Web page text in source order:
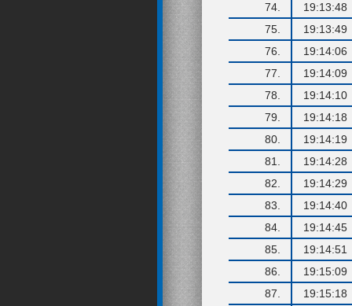
74.
19:13:48
75.
19:13:49
76.
19:14:06
77.
19:14:09
78.
19:14:10
79.
19:14:18
80.
19:14:19
81.
19:14:28
82.
19:14:29
83.
19:14:40
84.
19:14:45
85.
19:14:51
86.
19:15:09
87.
19:15:18